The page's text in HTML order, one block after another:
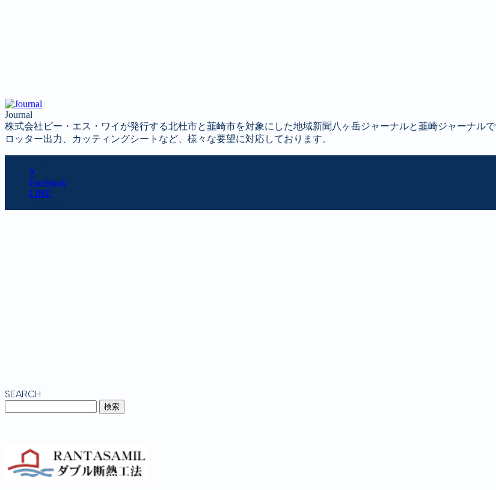
Journal
株式会社ピー・エス・ワイが発行する北杜市と韮崎市を対象にした地域新聞八ヶ岳ジャーナルと韮崎ジャーナル
ロッター出力、カッティングシートなど、様々な要望に対応しております。
X
Facebook
LINE
SEARCH